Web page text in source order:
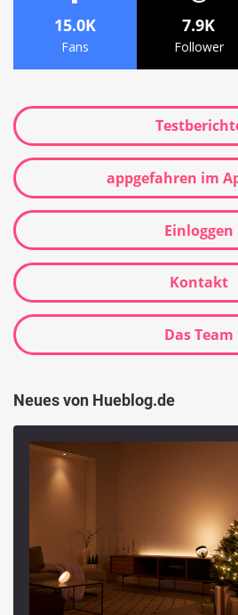
15.0K
Fans
7.9K
Follower
appgefahren im
Einloggen
Kontakt
Das Team
Neues von Hueblog.de